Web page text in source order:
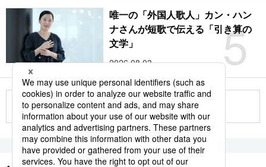
5
唯一の「外国人歌人」カン・ハン
ナさんが短歌で伝える「引き算の
文学」
2026.08.03
もっと見る